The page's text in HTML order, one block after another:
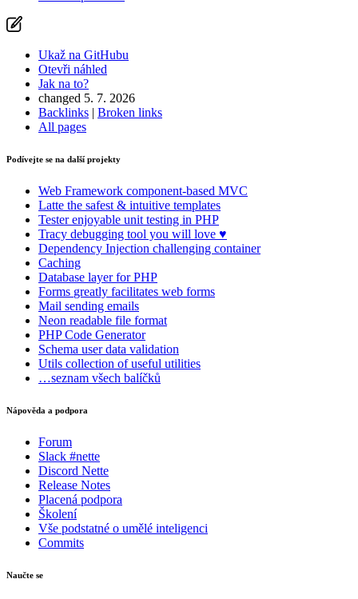
Našli jste na této stránce problém?
Ukaž na GitHubu(poté stiskni E pro editaci)
Otevři náhled
Nahlásit problém s touto stránkou na GitHubu
Ukaž na GitHubu
Otevři náhled
Jak na to?
changed 5. 7. 2026
Backlinks | Broken links
All pages
Podívejte se na další projekty
Web Framework component-based MVC
Latte the safest & intuitive templates
Testerenjoyable unit testing in PHP
Tracy debugging tool you will love ♥
Dependency Injection challenging container
Caching
Database layer for PHP
Forms greatly facilitates web forms
Mail sending emails
Neon readable file format
PHP Code Generator
Schema user data validation
Utils collection of useful utilities
…seznam všech balíčků
Nápověda a podpora
Forum
Slack #nette
Discord Nette
Release Notes
Placená podpora
Školení
Vše podstatné o umělé inteligenci
Commits
Naučte se